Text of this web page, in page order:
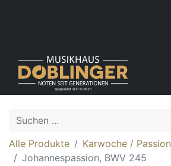
Alle Produkte
Karwoche / Passion
Johannespassion, BWV 245